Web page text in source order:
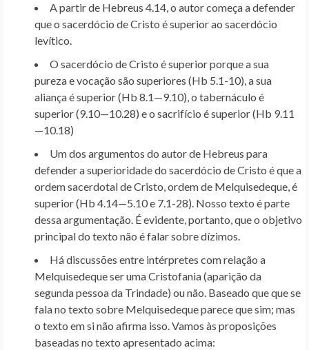
A partir de Hebreus 4.14, o autor começa a defender
que o sacerdócio de Cristo é superior ao sacerdócio
levítico.
O sacerdócio de Cristo é superior porque a sua
pureza e vocação são superiores (Hb 5.1-10), a sua
aliança é superior (Hb 8.1—9.10), o tabernáculo é
superior (9.10—10.28) e o sacrifício é superior (Hb 9.11
—10.18)
Um dos argumentos do autor de Hebreus para
defender a superioridade do sacerdócio de Cristo é que a
ordem sacerdotal de Cristo, ordem de Melquisedeque, é
superior (Hb 4.14—5.10 e 7.1-28). Nosso texto é parte
dessa argumentação. É evidente, portanto, que o objetivo
principal do texto não é falar sobre dízimos.
Há discussões entre intérpretes com relação a
Melquisedeque ser uma Cristofania (aparição da
segunda pessoa da Trindade) ou não. Baseado que que se
fala no texto sobre Melquisedeque parece que sim; mas
o texto em si não afirma isso. Vamos às proposições
baseadas no texto apresentado acima: